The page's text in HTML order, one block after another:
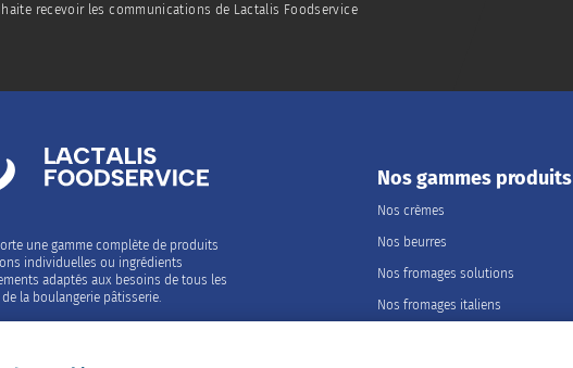
recevoir les communications de Lactalis Foodservice
une gamme complète de produits
individuelles ou ingrédients
adaptés aux besoins de tous les
la boulangerie pâtisserie.
Nos gammes produits
Nos crèmes
Nos beurres
Nos fromages solutions
Nos fromages italiens